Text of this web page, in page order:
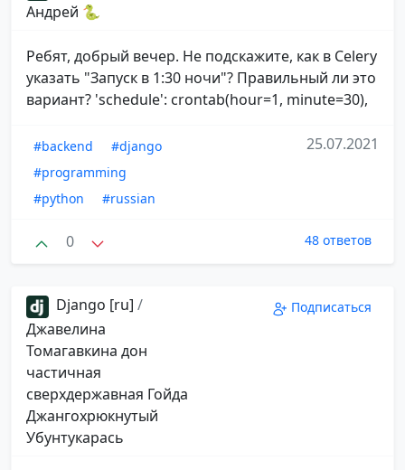
Андрей 🐍
Ребят, добрый вечер. Не подскажите, как в Celery
указать "Запуск в 1:30 ночи"? Правильный ли это
вариант? 'schedule': crontab(hour=1, minute=30),
#backend
#django
#programming
#python
#russian
25.07.2021
0 48 ответов
Django [ru] /
Джавелина
Томагавкина дон
частичная
сверхдержавная Гойда
Джангохрюкнутый
Убунтукарась
Подписаться